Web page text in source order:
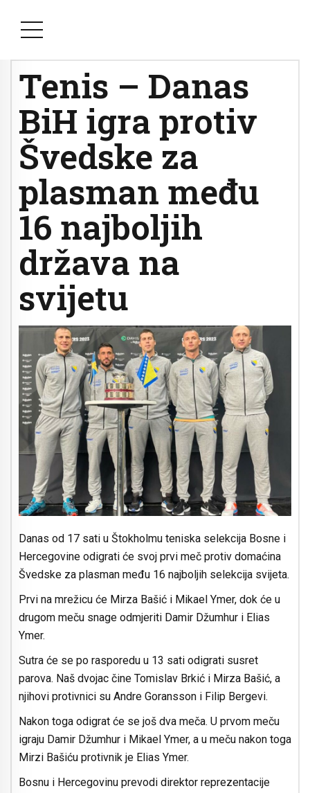
Tenis – Danas
BiH igra protiv
Švedske za
plasman među
16 najboljih
država na
svijetu
Danas od 17 sati u Štokholmu teniska selekcija Bosne i
Hercegovine odigrati će svoj prvi meč protiv domaćina
Švedske za plasman među 16 najboljih selekcija svijeta.
Prvi na mrežicu će Mirza Bašić i Mikael Ymer, dok će u
drugom meču snage odmjeriti Damir Džumhur i Elias
Ymer.
Sutra će se po rasporedu u 13 sati odigrati susret
parova. Naš dvojac čine Tomislav Brkić i Mirza Bašić, a
njihovi protivnici su Andre Goransson i Filip Bergevi.
Nakon toga odigrat će se još dva meča. U prvom meču
igraju Damir Džumhur i Mikael Ymer, a u meču nakon toga
Mirzi Bašiću protivnik je Elias Ymer.
Bosnu i Hercegovinu prevodi direktor reprezentacije